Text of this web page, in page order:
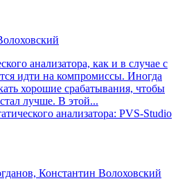
анализатора, как и в случае с
идти на компромиссы. Иногда
хорошие срабатывания, чтобы
лучше. В этой...
анализатора: PVS-Studio
Константин Волоховский